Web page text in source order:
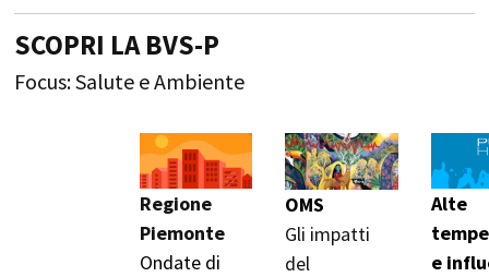
SCOPRI LA BVS-P
Focus: Salute e Ambiente
Regione
Piemonte
Ondate di
OMS
Gli impatti
del
Alte
e